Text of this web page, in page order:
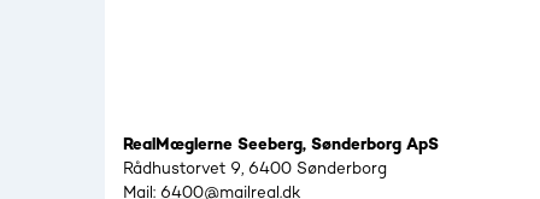
RealMæglerne Seeberg, Sønderborg ApS
Rådhustorvet 9, 6400 Sønderborg
Mail: 6400@mailreal.dk